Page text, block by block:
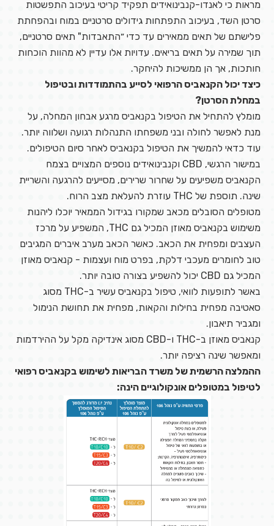
מראות כי לאנדו-קנבינואידים תפקיד קריטי בעיכוב התפשטות
סרטן השד, בעיכוב התפתחות גידולים סרטניים במוח ובהפחתת
פלישתם של תאים ממאירים עד כדי ״התאבדות" תאים סרטניים,
תוך שמירה על תאים בריאים. עדויות אלו עדיין לא מהוות הוכחות
חותכות, אך הן ממשיכות להיחקר.
כיצד יכול הקנאביס הרפואי לסייע בהתמודדות ובטיפול
במחלת הסרטן?
מומלץ להתחיל את הטיפול בקנאביס מרגע אבחון המחלה, על
מנת לאפשר לחולה ובני משפחתו התנהלות רגועה ושלווה יותר.
עוד כדאי להמשיך את הטיפול בקנאביס לאחר סיום הטיפולים.
במישור הרגשי, CBD וקנבינואידים נוספים המצויים בצמח
הקנאביס משפיעים על שחרור שרירים, מסייעים להרגעה והשריית
שינה. תוספת של THC עוזרת להעלאת מצב הרוח.
מטופלים הסובלים מכאב שמקורו בגידול הממאיר יוכלו ליהנות
משימוש בקנאביס מאוזן המכיל גם THC, המשפיע על מרכז
העצבים ומפחית את הכאב. כאשר הכאב מערב איברים המגיבים
טוב לחומרים מעכבי דלקת, בפרט מוח ועצמות - קנאביס מאוזן
המכיל גם CBD יכול להשפיע בצורה טובה יותר.
באשר לתופעות לוואי, טיפול בקנאביס עשיר ב-THC מסוג
סאטיבה מפחית בחילות והקאות, מפחית את תחושת הנימול
ומגביר תיאבון.
קנאביס מאוזן ב-THC ו-CBD מסוג אינדיקה מקל על ההירדמות
ומאפשר שינה רציפה יותר.
ההמלצה הרשמית של משרד הבריאות לשימוש בקנאביס רפואי
לטיפול במטופלים אונקולוגיים הינה: